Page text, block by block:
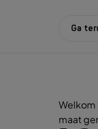
Ga
Welkom
maat